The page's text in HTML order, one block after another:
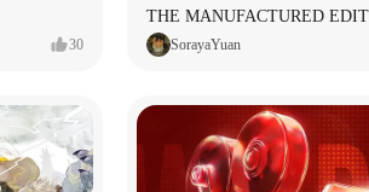
30 SorayaYuan